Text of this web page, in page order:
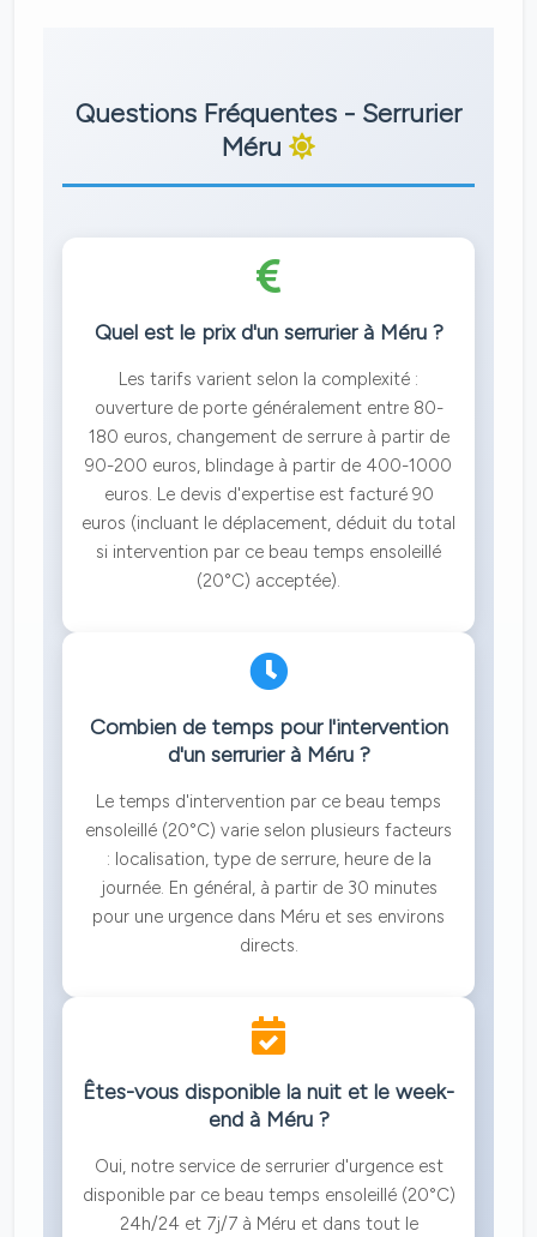
Questions Fréquentes - Serrurier
Méru
Quel est le prix d'un serrurier à Méru ?
Les tarifs varient selon la complexité :
ouverture de porte généralement entre 80-
180 euros, changement de serrure à partir de
90-200 euros, blindage à partir de 400-1000
euros. Le devis d'expertise est facturé 90
euros (incluant le déplacement, déduit du total
si intervention par ce beau temps ensoleillé
(20°C) acceptée).
Combien de temps pour l'intervention
d'un serrurier à Méru ?
Le temps d'intervention par ce beau temps
ensoleillé (20°C) varie selon plusieurs facteurs
: localisation, type de serrure, heure de la
journée. En général, à partir de 30 minutes
pour une urgence dans Méru et ses environs
directs.
Êtes-vous disponible la nuit et le week-
end à Méru ?
Oui, notre service de serrurier d'urgence est
disponible par ce beau temps ensoleillé (20°C)
24h/24 et 7j/7 à Méru et dans tout le